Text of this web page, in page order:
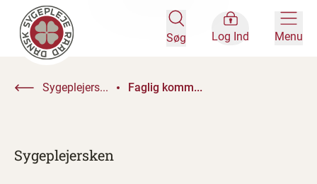
Søg Log Ind Menu
Sygeplejers... Faglig komm...
Sygeplejersken